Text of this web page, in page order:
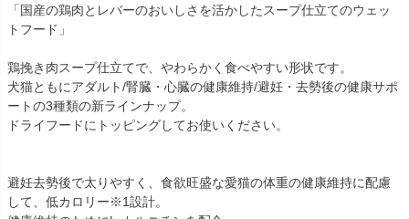
「国産の鶏肉とレバーのおいしさを活かしたスープ仕立てのウェッ
トフード」
鶏挽き肉スープ仕立てで、やわらかく食べやすい形状です。
犬猫ともにアダルト/腎臓・心臓の健康維持/避妊・去勢後の健康サポ
ートの3種類の新ラインナップ。
ドライフードにトッピングしてお使いください。
避妊去勢後で太りやすく、食欲旺盛な愛猫の体重の健康維持に配慮
して、低カロリー※1設計。